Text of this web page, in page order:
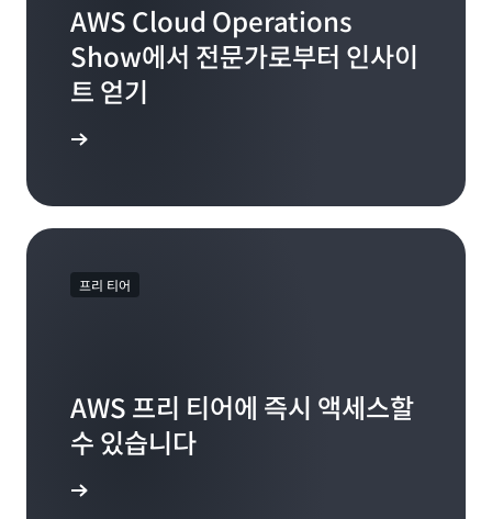
AWS Cloud Operations
Show에서 전문가로부터 인사이
트 얻기
프리 티어
AWS 프리 티어에 즉시 액세스할
수 있습니다